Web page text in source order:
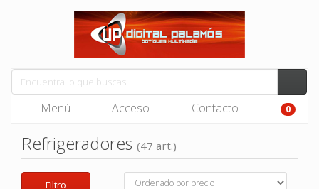
Menú Acceso Contacto 0
Refrigeradores (47 art.)
Filtro